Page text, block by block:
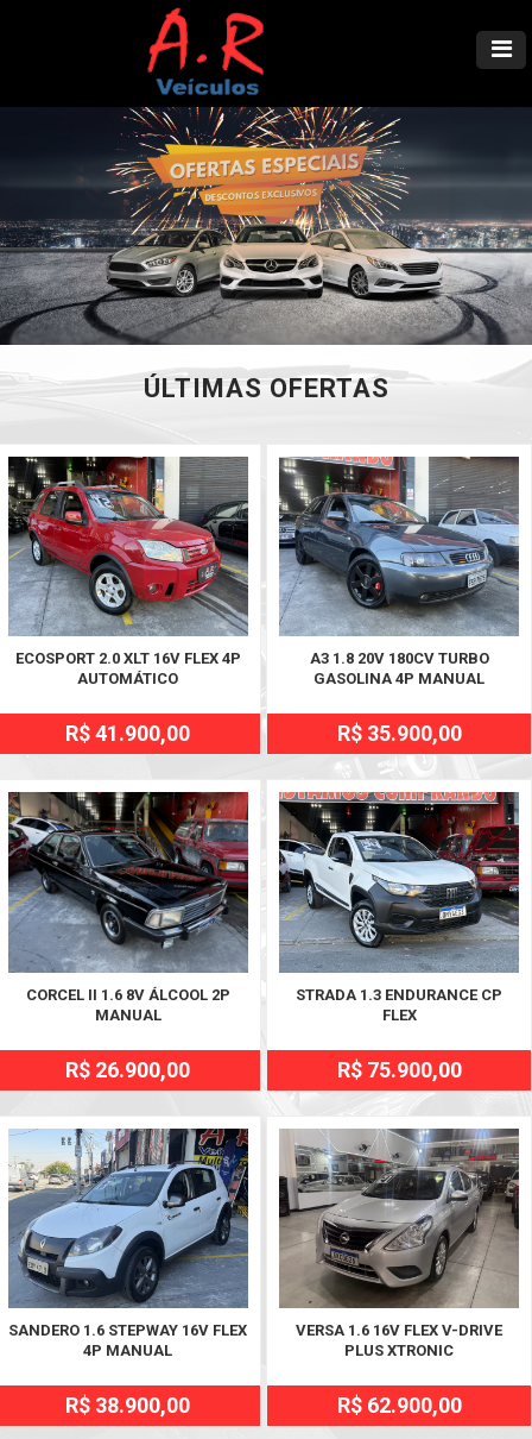
ÚLTIMAS OFERTAS
ECOSPORT 2.0 XLT 16V FLEX 4P
AUTOMÁTICO
R$ 41.900,00
A3 1.8 20V 180CV TURBO
GASOLINA 4P MANUAL
R$ 35.900,00
CORCEL II 1.6 8V ÁLCOOL 2P
MANUAL
R$ 26.900,00
STRADA 1.3 ENDURANCE CP
FLEX
R$ 75.900,00
SANDERO 1.6 STEPWAY 16V FLEX
4P MANUAL
R$ 38.900,00
VERSA 1.6 16V FLEX V-DRIVE
PLUS XTRONIC
R$ 62.900,00